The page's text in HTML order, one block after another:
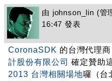
由 johnson_lin (管
16:47 發表
CoronaSDK 的台灣代理
計股份有限公司 確定贊助
2013 台灣相關場地囉（台